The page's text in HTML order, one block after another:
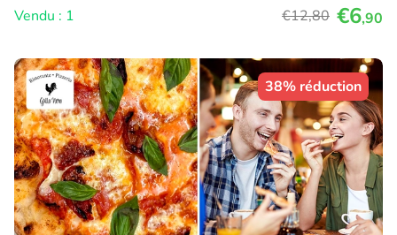
Vendu : 1
€12,80 €6,90
38% réduction